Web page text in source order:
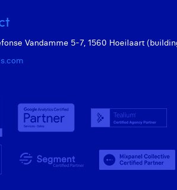
Vandamme 5-7, 1560 Hoeilaart